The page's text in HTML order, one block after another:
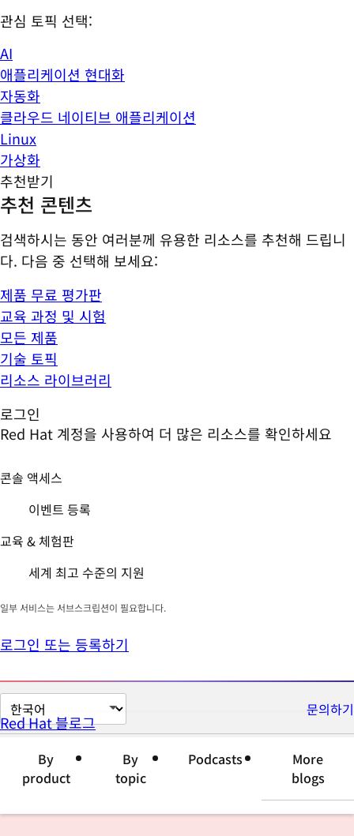
관심 토픽 선택:
AI
애플리케이션 현대화
자동화
클라우드 네이티브 애플리케이션
Linux
가상화
추천받기
추천 콘텐츠
검색하시는 동안 여러분께 유용한 리소스를 추천해 드립니
다. 다음 중 선택해 보세요:
제품 무료 평가판
교육 과정 및 시험
모든 제품
기술 토픽
리소스 라이브러리
로그인
Red Hat 계정을 사용하여 더 많은 리소스를 확인하세요
콘솔 액세스
이벤트 등록
교육 & 체험판
세계 최고 수준의 지원
일부 서비스는 서브스크립션이 필요합니다.
로그인 또는 등록하기
페
이
변
문의하기
Red Hat 블로그
By
product
By
topic
Podcasts
More
blogs